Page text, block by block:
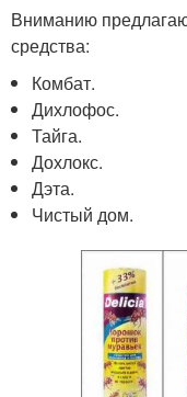
Вниманию
средства:
Комбат.
Дихлофос.
Тайга.
Дохлокс.
Дэта.
Чистый дом.